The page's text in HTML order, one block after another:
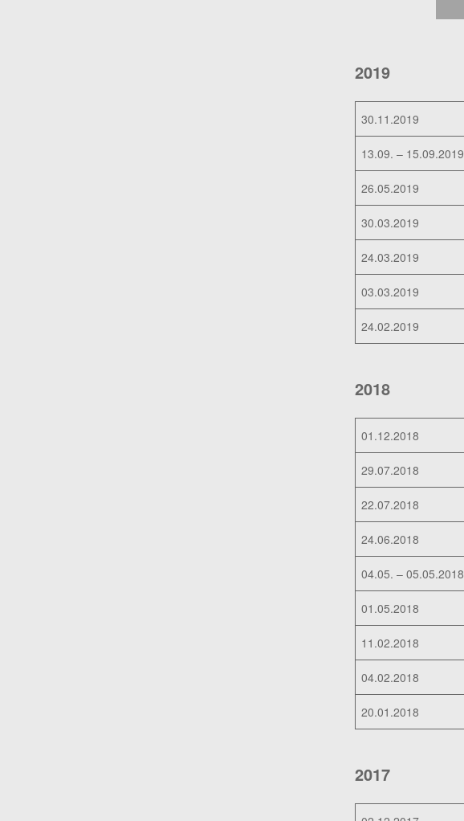
2019
30.11.2019
13.09. – 15.09.2019
26.05.2019
30.03.2019
24.03.2019
03.03.2019
24.02.2019
2018
01.12.2018
29.07.2018
22.07.2018
24.06.2018
04.05. – 05.05.2018
01.05.2018
11.02.2018
04.02.2018
20.01.2018
2017